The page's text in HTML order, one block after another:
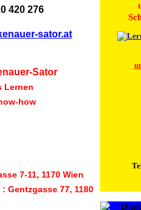
420 276
sator.at
Sator
Lernen
how
7-11, 1170 Wien
: Gentzgasse 77, 1180